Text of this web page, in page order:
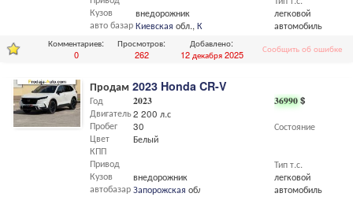
легковой
автомобиль
Кузов
авто базар
внедорожник
Киевская обл.,Киев
Комментариев:
0
Просмотров:
262
Добавлено:
12 декабря 2025
Сообщить об ошибке
Продам 2023 Honda CR-V
36990$
Состояние
Тип т.с.
легковой
автомобиль
Год
Двигатель
Пробег
Цвет
КПП
Привод
Кузов
автобазар
2023
2 200 л.с
30
Белый
внедорожник
Запорожская обл.,